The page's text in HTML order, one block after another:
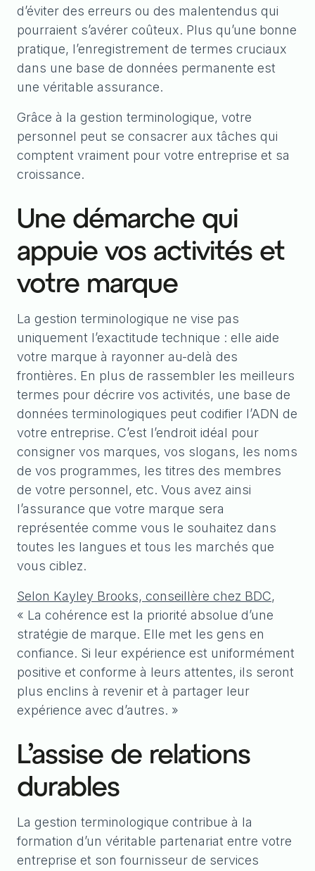
d’éviter des erreurs ou des malentendus qui
pourraient s’avérer coûteux. Plus qu’une bonne
pratique, l’enregistrement de termes cruciaux
dans une base de données permanente est
une véritable assurance.
Grâce à la gestion terminologique, votre
personnel peut se consacrer aux tâches qui
comptent vraiment pour votre entreprise et sa
croissance.
Une démarche qui
appuie vos activités et
votre marque
La gestion terminologique ne vise pas
uniquement l’exactitude technique : elle aide
votre marque à rayonner au-delà des
frontières. En plus de rassembler les meilleurs
termes pour décrire vos activités, une base de
données terminologiques peut codifier l’ADN de
votre entreprise. C’est l’endroit idéal pour
consigner vos marques, vos slogans, les noms
de vos programmes, les titres des membres
de votre personnel, etc. Vous avez ainsi
l’assurance que votre marque sera
représentée comme vous le souhaitez dans
toutes les langues et tous les marchés que
vous ciblez.
Selon Kayley Brooks, conseillère chez BDC,
« La cohérence est la priorité absolue d’une
stratégie de marque. Elle met les gens en
confiance. Si leur expérience est uniformément
positive et conforme à leurs attentes, ils seront
plus enclins à revenir et à partager leur
expérience avec d’autres. »
L’assise de relations
durables
La gestion terminologique contribue à la
formation d’un véritable partenariat entre votre
entreprise et son fournisseur de services